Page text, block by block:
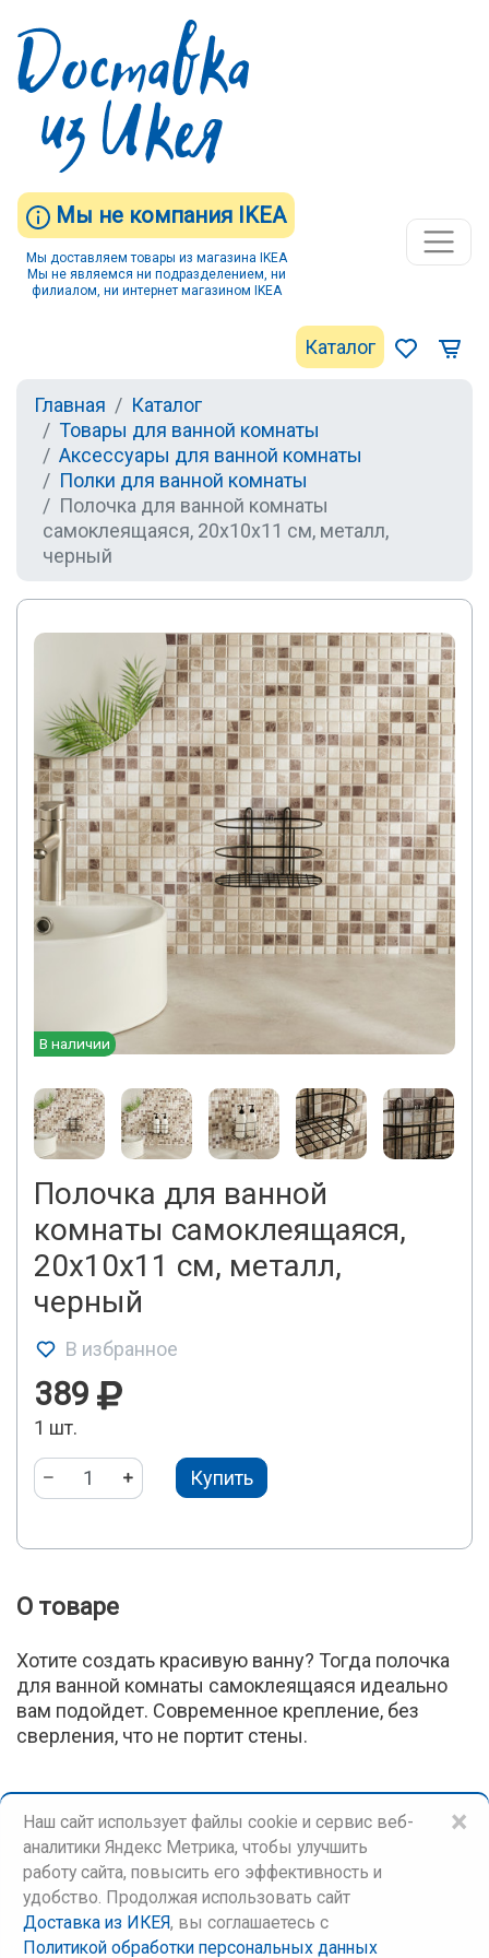
Мы не компания IKEA
Мы доставляем товары из магазина IKEA
Мы не являемся ни подразделением, ни
филиалом, ни интернет магазином IKEA
Каталог
Главная
Каталог
Товары для ванной комнаты
Аксессуары для ванной комнаты
Полки для ванной комнаты
Полочка для ванной комнаты
самоклеящаяся, 20x10x11 см, металл,
черный
В наличии
Полочка для ванной
комнаты самоклеящаяся,
20x10x11 см, металл,
черный
В избранное
389
1 шт.
Купить
О товаре
Хотите создать красивую ванну? Тогда полочка
для ванной комнаты самоклеящаяся идеально
вам подойдет. Современное крепление, без
сверления, что не портит стены.
©Доставка из ИКЕЯ
×
Наш сайт использует файлы cookie и сервис веб-
аналитики Яндекс Метрика, чтобы улучшить
работу сайта, повысить его эффективность и
удобство. Продолжая использовать сайт
Доставка из ИКЕЯ, вы соглашаетесь c
Политикой обработки персональных данных